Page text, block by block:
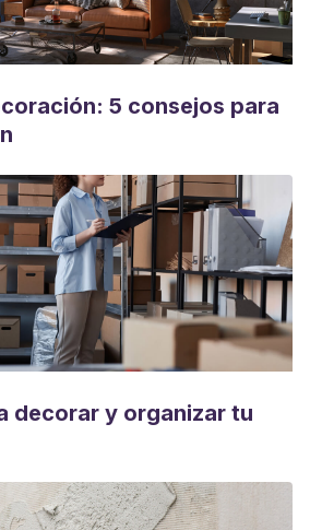
5 consejos para
decorar y organizar tu